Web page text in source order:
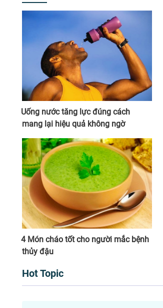
Uống nước tăng lực đúng cách
mang lại hiệu quả không ngờ
4 Món cháo tốt cho người mắc bệnh
thủy đậu
Hot Topic